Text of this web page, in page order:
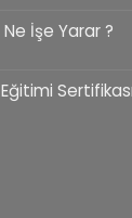
İşe Yarar ?